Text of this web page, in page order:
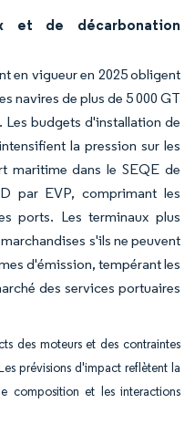
et de décarbonation
en vigueur en 2025 obligent
navires de plus de 5 000 GT
budgets d'installation de
la pression sur les
maritime dans le SEQE de
par EVP, comprimant les
ports. Les terminaux plus
s'ils ne peuvent
d'émission, tempérant les
des services portuaires
des moteurs et des contraintes
prévisions d'impact reflètent la
composition et les interactions